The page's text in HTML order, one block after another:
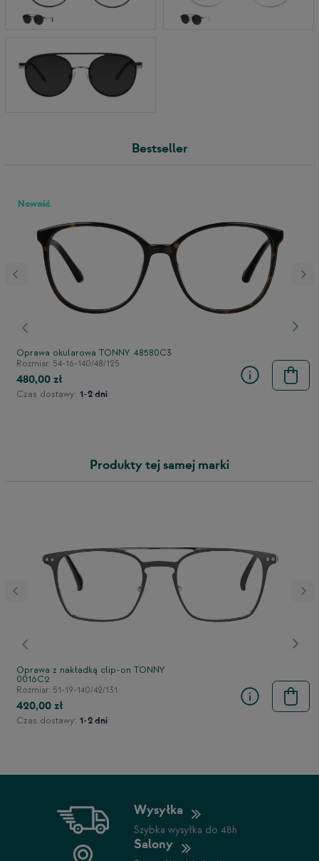
Bestseller
Poprzedni
Nowość
Oprawa okularowa TONNY 48580C3
Rozmiar: 54-16-140/48/125
480,00 zł
Czas dostawy: 1-2 dni
Produkty tej samej marki
Poprzedni
Oprawa z nakładką clip-on TONNY
0016C2
Rozmiar: 51-19-140/42/131
420,00 zł
Czas dostawy: 1-2 dni
Wysyłka
Szybka wysyłka do 48h
Salony